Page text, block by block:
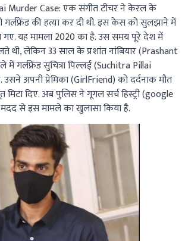
Murder Case: एक संगीत टीचर ने केरल के
की हत्या कर दी थी. इस केस को सुलझाने में
यह मामला 2020 का है. उस समय पूरे देश में
थी, लेकिन 33 साल के प्रशांत नांबियार (Prashant
गर्लफ्रेंड सुचित्रा पिल्लई (Suchitra Pillai
अपनी प्रेमिका (GirlFriend) को दर्दनाक मौत
दिए. अब पुलिस ने गूगल सर्च हिस्ट्री (google
से इस मामले का खुलासा किया है.